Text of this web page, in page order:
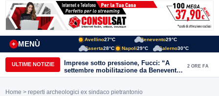
MENÙ
+
Avellino27°C Benevento29°C
Caserta28°C Napoli29°C Salerno30°C
ULTIME NOTIZIE
Imprese sotto pressione, Fucci: “A
settembre mobilitazione da Benevento
e Avellino”
2 ORE FA
Home > reperti archeologici ex sindaco pietrantonio